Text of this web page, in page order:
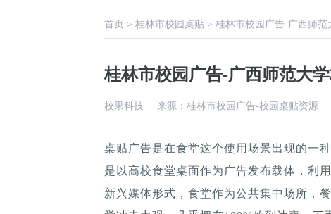
首页 > 桂林市校园桌贴 > 桂林市校园广告-广西师范
桂林市校园广告-广西师范大
校果科技 来源：桂林市校园广告-校园桌贴资源
桌贴广告是在食堂这个使用场景出现的一
是以高校食堂桌面作为广告发布载体，利
新兴媒体形式，食堂作为公共集中场所，